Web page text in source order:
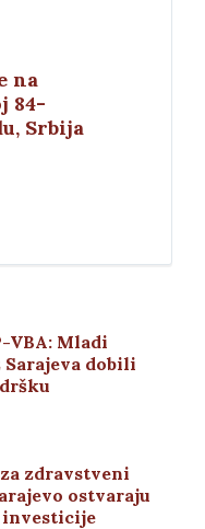
na
84-
Srbija
VBA: Mladi
dobili
zdravstveni
ostvaraju
investicije